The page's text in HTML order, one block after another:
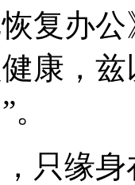
复办
康，
只缘